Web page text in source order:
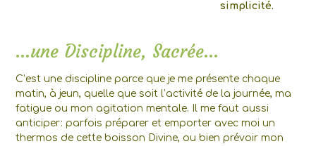
simplicité.
…une Discipline, Sacrée…
C’est une discipline parce que je me présente chaque
matin, à jeun, quelle que soit l’activité de la journée, ma
fatigue ou mon agitation mentale. Il me faut aussi
anticiper: parfois préparer et emporter avec moi un
thermos de cette boisson Divine, ou bien prévoir mon